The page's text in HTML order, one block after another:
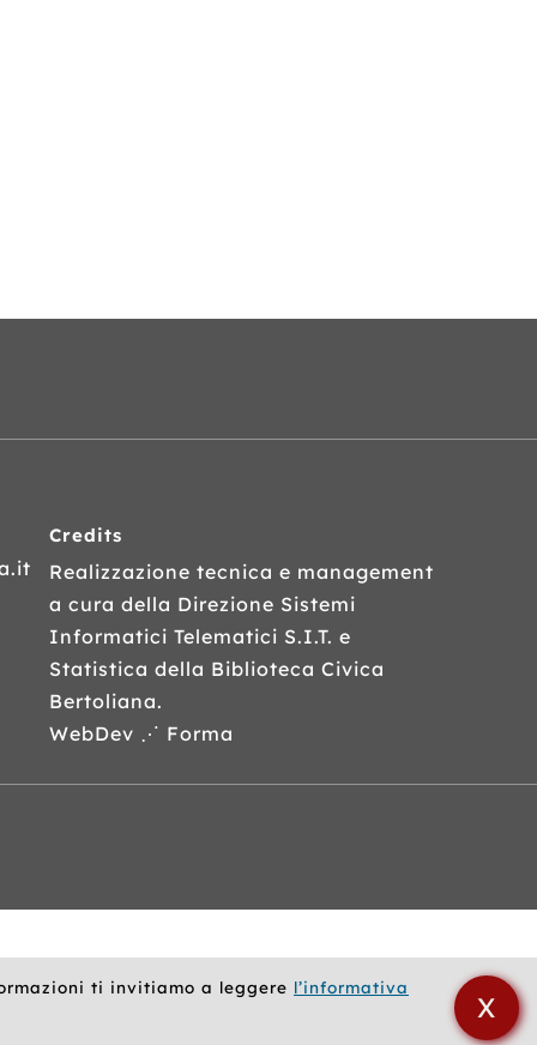
ti invitiamo a leggere l’informativa
X
Credits
Realizzazione tecnica e management
a cura della Direzione Sistemi
Informatici Telematici S.I.T. e
Statistica della Biblioteca Civica
Bertoliana.
WebDev ⋰ Forma